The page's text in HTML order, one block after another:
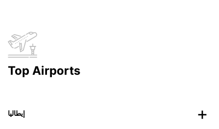
Top Airports
إيطاليا